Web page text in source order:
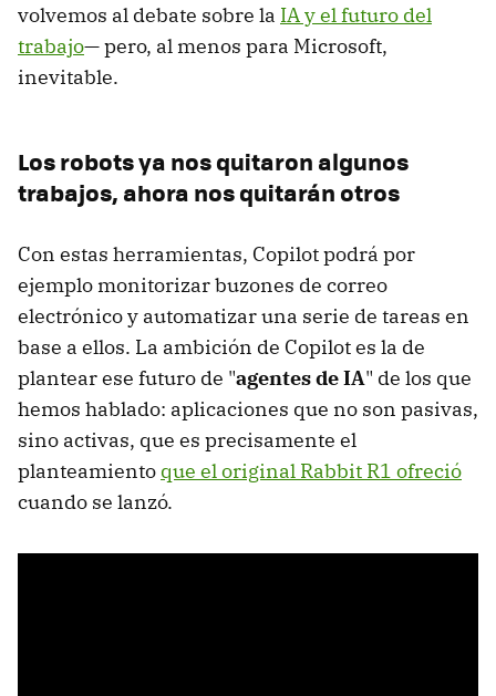
volvemos al debate sobre la IA y el futuro del
trabajo— pero, al menos para Microsoft,
inevitable.
Los robots ya nos quitaron algunos
trabajos, ahora nos quitarán otros
Con estas herramientas, Copilot podrá por
ejemplo monitorizar buzones de correo
electrónico y automatizar una serie de tareas en
base a ellos. La ambición de Copilot es la de
plantear ese futuro de "agentes de IA" de los que
hemos hablado: aplicaciones que no son pasivas,
sino activas, que es precisamente el
planteamiento que el original Rabbit R1 ofreció
cuando se lanzó.